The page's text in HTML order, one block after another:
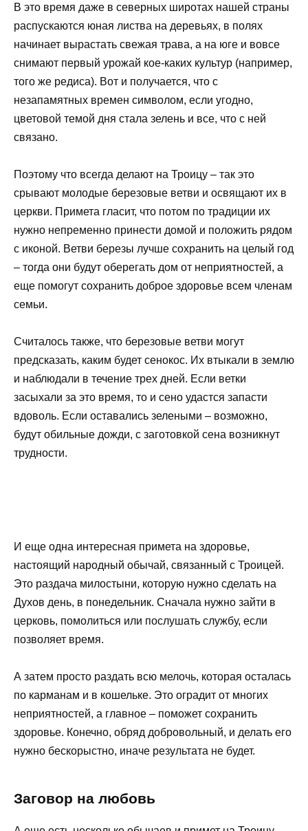
В это время даже в северных широтах нашей страны
распускаются юная листва на деревьях, в полях
начинает вырастать свежая трава, а на юге и вовсе
снимают первый урожай кое-каких культур (например,
того же редиса). Вот и получается, что с
незапамятных времен символом, если угодно,
цветовой темой дня стала зелень и все, что с ней
связано.
Поэтому что всегда делают на Троицу – так это
срывают молодые березовые ветви и освящают их в
церкви. Примета гласит, что потом по традиции их
нужно непременно принести домой и положить рядом
с иконой. Ветви березы лучше сохранить на целый год
– тогда они будут оберегать дом от неприятностей, а
еще помогут сохранить доброе здоровье всем членам
семьи.
Считалось также, что березовые ветви могут
предсказать, каким будет сенокос. Их втыкали в землю
и наблюдали в течение трех дней. Если ветки
засыхали за это время, то и сено удастся запасти
вдоволь. Если оставались зелеными – возможно,
будут обильные дожди, с заготовкой сена возникнут
трудности.
И еще одна интересная примета на здоровье,
настоящий народный обычай, связанный с Троицей.
Это раздача милостыни, которую нужно сделать на
Духов день, в понедельник. Сначала нужно зайти в
церковь, помолиться или послушать службу, если
позволяет время.
А затем просто раздать всю мелочь, которая осталась
по карманам и в кошельке. Это оградит от многих
неприятностей, а главное – поможет сохранить
здоровье. Конечно, обряд добровольный, и делать его
нужно бескорыстно, иначе результата не будет.
Заговор на любовь